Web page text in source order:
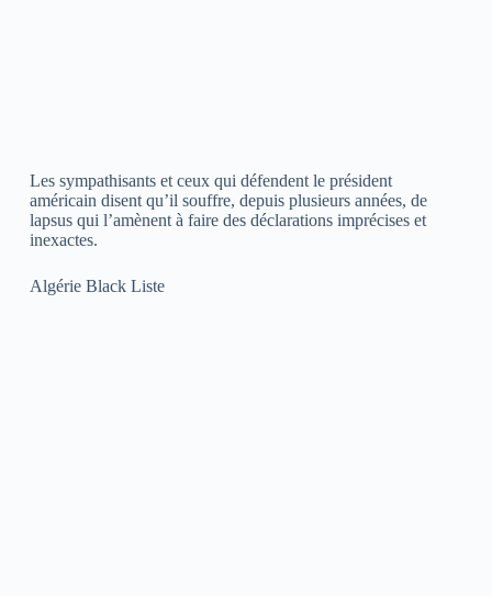
Les sympathisants et ceux qui défendent le président
américain disent qu’il souffre, depuis plusieurs années, de
lapsus qui l’amènent à faire des déclarations imprécises et
inexactes.
Algérie Black Liste